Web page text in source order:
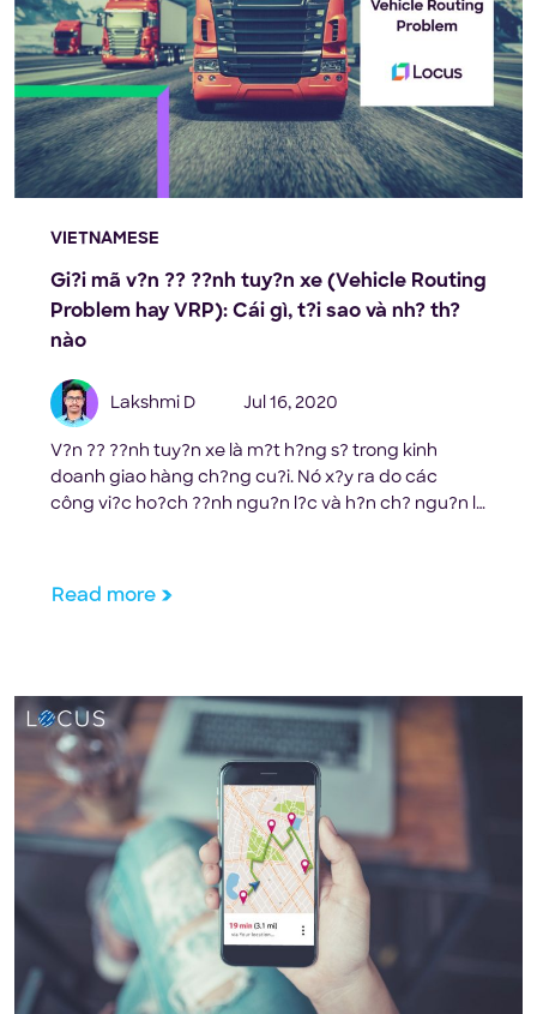
VIETNAMESE
Gi?i mã v?n ?? ??nh tuy?n xe (Vehicle Routing
Problem hay VRP): Cái gì, t?i sao và nh? th?
nào
Lakshmi D Jul 16, 2020
V?n ?? ??nh tuy?n xe là m?t h?ng s? trong kinh
doanh giao hàng ch?ng cu?i. Nó x?y ra do các
công vi?c ho?ch ??nh ngu?n l?c và h?n ch? ngu?n l?
[…]
Read more